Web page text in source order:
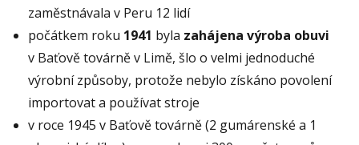
zaměstnávala v Peru 12 lidí
počátkem roku 1941 byla zahájena výroba obuvi
v Baťově továrně v Limě, šlo o velmi jednoduché
výrobní způsoby, protože nebylo získáno povolení
importovat a používat stroje
v roce 1945 v Baťově továrně (2 gumárenské a 1